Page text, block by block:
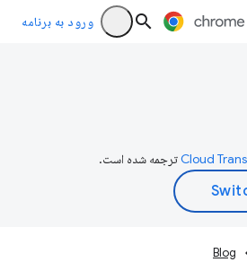
ورود به برنامه
ترجمه شده است.
Blog